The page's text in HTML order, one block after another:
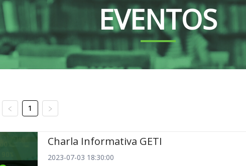
EVENTOS
1
Charla Informativa GETI
2023-07-03 18:30:00